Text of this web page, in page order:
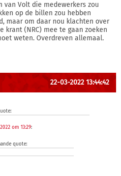
van Volt die medewerkers zou
op de billen zou hebben
maar om daar nou klachten over
krant (NRC) mee te gaan zoeken
weten. Overdreven allemaal.
22-03-2022 13:44:42
om 13:29:
quote: